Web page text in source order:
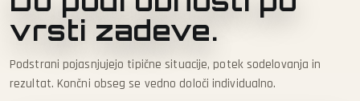
vrsti zadeve.
Podstrani pojasnjujejo tipične situacije, potek sodelovanja in
rezultat. Končni obseg se vedno določi individualno.